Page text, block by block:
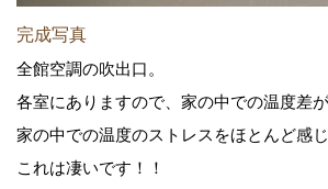
完成写真
全館空調の吹出口。
各室にありますので、家の中での温度差が
家の中での温度のストレスをほとんど感
これは凄いです！！